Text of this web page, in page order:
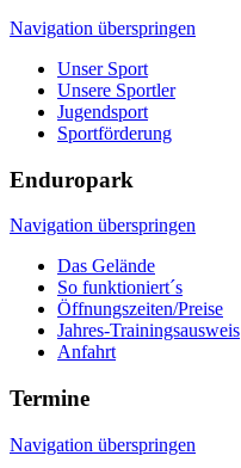
Navigation überspringen
Unser Sport
Unsere Sportler
Jugendsport
Sportförderung
Enduropark
Navigation überspringen
Das Gelände
So funktioniert´s
Öffnungszeiten/Preise
Jahres-Trainingsausweis
Anfahrt
Termine
Navigation überspringen